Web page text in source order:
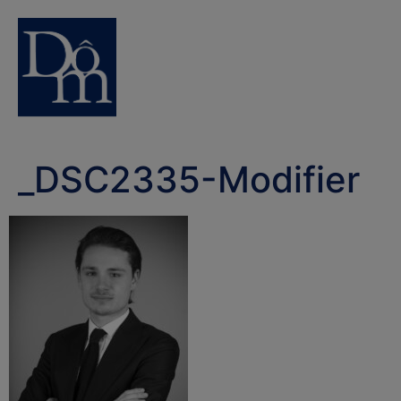
_DSC2335-Modifier